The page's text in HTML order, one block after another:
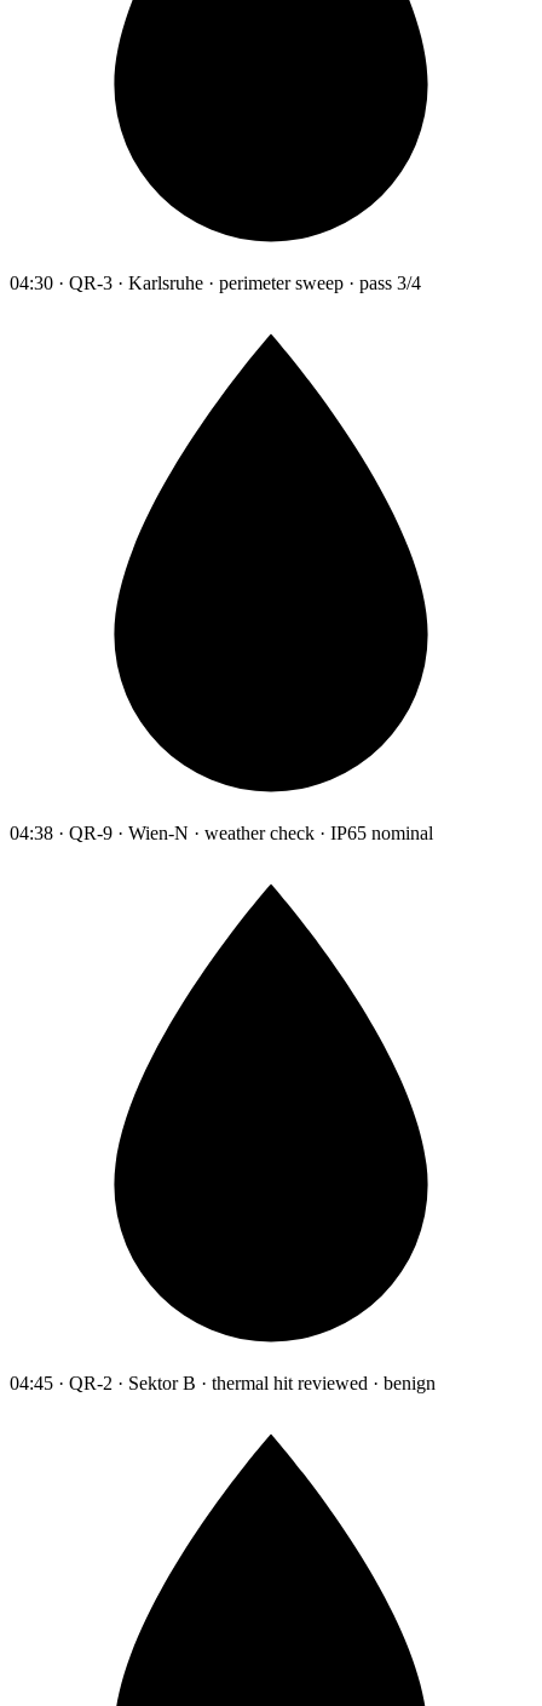
04:30 · QR-3 · Karlsruhe · perimeter sweep · pass 3/4
04:38 · QR-9 · Wien-N · weather check · IP65 nominal
04:45 · QR-2 · Sektor B · thermal hit reviewed · benign